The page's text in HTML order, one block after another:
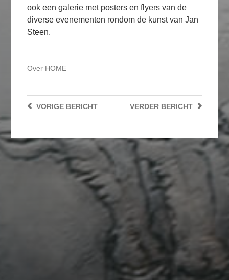
ook een galerie met posters en flyers van de
diverse evenementen rondom de kunst van Jan
Steen.
Over HOME
VERDER BERICHT
VORIGEBERICHT